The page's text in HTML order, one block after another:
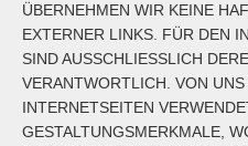
ÜBERNEHMEN WIR KEINE
EXTERNER LINKS. FÜR DEN
SIND AUSSCHLIESSLICH
ERANTWORTLICH. VON UNS
NTERNETSEITEN
GESTALTUNGSMERKMALE,